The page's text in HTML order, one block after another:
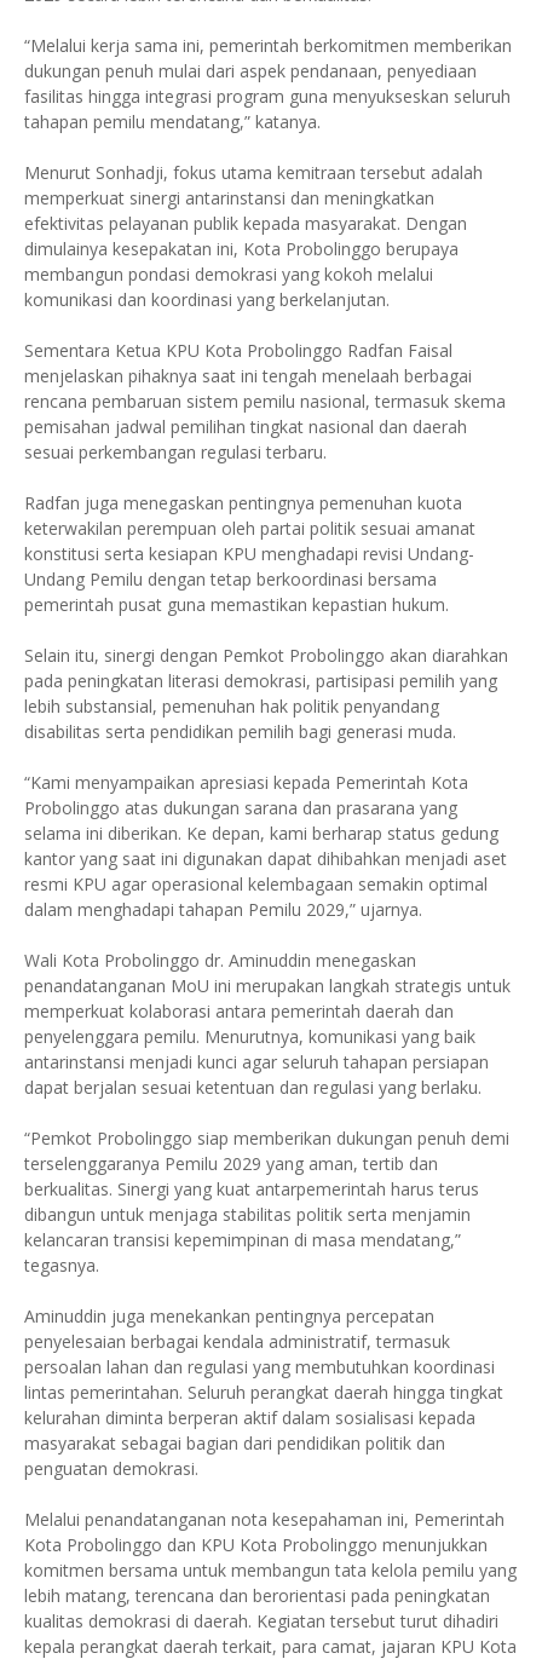
“Melalui kerja sama ini, pemerintah berkomitmen memberikan
dukungan penuh mulai dari aspek pendanaan, penyediaan
fasilitas hingga integrasi program guna menyukseskan seluruh
tahapan pemilu mendatang,” katanya.
Menurut Sonhadji, fokus utama kemitraan tersebut adalah
memperkuat sinergi antarinstansi dan meningkatkan
efektivitas pelayanan publik kepada masyarakat. Dengan
dimulainya kesepakatan ini, Kota Probolinggo berupaya
membangun pondasi demokrasi yang kokoh melalui
komunikasi dan koordinasi yang berkelanjutan.
Sementara Ketua KPU Kota Probolinggo Radfan Faisal
menjelaskan pihaknya saat ini tengah menelaah berbagai
rencana pembaruan sistem pemilu nasional, termasuk skema
pemisahan jadwal pemilihan tingkat nasional dan daerah
sesuai perkembangan regulasi terbaru.
Radfan juga menegaskan pentingnya pemenuhan kuota
keterwakilan perempuan oleh partai politik sesuai amanat
konstitusi serta kesiapan KPU menghadapi revisi Undang-
Undang Pemilu dengan tetap berkoordinasi bersama
pemerintah pusat guna memastikan kepastian hukum.
Selain itu, sinergi dengan Pemkot Probolinggo akan diarahkan
pada peningkatan literasi demokrasi, partisipasi pemilih yang
lebih substansial, pemenuhan hak politik penyandang
disabilitas serta pendidikan pemilih bagi generasi muda.
“Kami menyampaikan apresiasi kepada Pemerintah Kota
Probolinggo atas dukungan sarana dan prasarana yang
selama ini diberikan. Ke depan, kami berharap status gedung
kantor yang saat ini digunakan dapat dihibahkan menjadi aset
resmi KPU agar operasional kelembagaan semakin optimal
dalam menghadapi tahapan Pemilu 2029,” ujarnya.
Wali Kota Probolinggo dr. Aminuddin menegaskan
penandatanganan MoU ini merupakan langkah strategis untuk
memperkuat kolaborasi antara pemerintah daerah dan
penyelenggara pemilu. Menurutnya, komunikasi yang baik
antarinstansi menjadi kunci agar seluruh tahapan persiapan
dapat berjalan sesuai ketentuan dan regulasi yang berlaku.
“Pemkot Probolinggo siap memberikan dukungan penuh demi
terselenggaranya Pemilu 2029 yang aman, tertib dan
berkualitas. Sinergi yang kuat antarpemerintah harus terus
dibangun untuk menjaga stabilitas politik serta menjamin
kelancaran transisi kepemimpinan di masa mendatang,”
tegasnya.
Aminuddin juga menekankan pentingnya percepatan
penyelesaian berbagai kendala administratif, termasuk
persoalan lahan dan regulasi yang membutuhkan koordinasi
lintas pemerintahan. Seluruh perangkat daerah hingga tingkat
kelurahan diminta berperan aktif dalam sosialisasi kepada
masyarakat sebagai bagian dari pendidikan politik dan
penguatan demokrasi.
Melalui penandatanganan nota kesepahaman ini, Pemerintah
Kota Probolinggo dan KPU Kota Probolinggo menunjukkan
komitmen bersama untuk membangun tata kelola pemilu yang
lebih matang, terencana dan berorientasi pada peningkatan
kualitas demokrasi di daerah. Kegiatan tersebut turut dihadiri
kepala perangkat daerah terkait, para camat, jajaran KPU Kota